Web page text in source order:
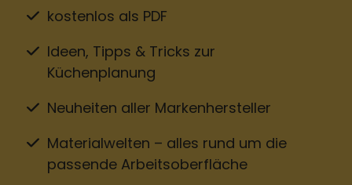
kostenlos als PDF
Ideen, Tipps & Tricks zur
Küchenplanung
Neuheiten aller Markenhersteller
Materialwelten – alles rund um die
passende Arbeitsoberfläche